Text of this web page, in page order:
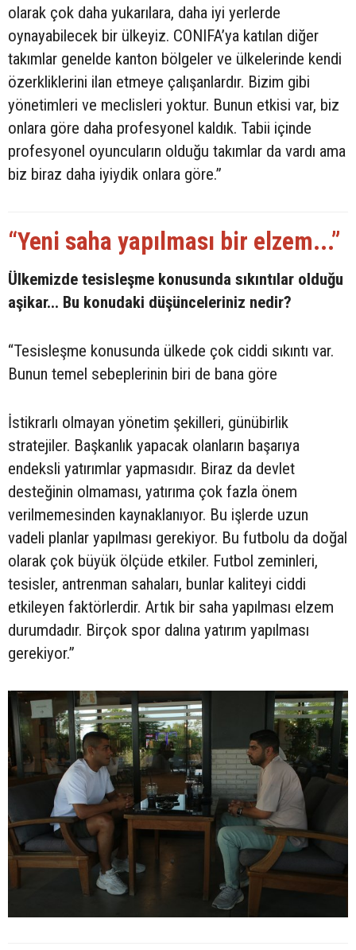
olarak çok daha yukarılara, daha iyi yerlerde
oynayabilecek bir ülkeyiz. CONIFA’ya katılan diğer
takımlar genelde kanton bölgeler ve ülkelerinde kendi
özerkliklerini ilan etmeye çalışanlardır. Bizim gibi
yönetimleri ve meclisleri yoktur. Bunun etkisi var, biz
onlara göre daha profesyonel kaldık. Tabii içinde
profesyonel oyuncuların olduğu takımlar da vardı ama
biz biraz daha iyiydik onlara göre.”
“Yeni saha yapılması bir elzem...”
Ülkemizde tesisleşme konusunda sıkıntılar olduğu
aşikar... Bu konudaki düşünceleriniz nedir?
“Tesisleşme konusunda ülkede çok ciddi sıkıntı var.
Bunun temel sebeplerinin biri de bana göre
İstikrarlı olmayan yönetim şekilleri, günübirlik
stratejiler. Başkanlık yapacak olanların başarıya
endeksli yatırımlar yapmasıdır. Biraz da devlet
desteğinin olmaması, yatırıma çok fazla önem
verilmemesinden kaynaklanıyor. Bu işlerde uzun
vadeli planlar yapılması gerekiyor. Bu futbolu da doğal
olarak çok büyük ölçüde etkiler. Futbol zeminleri,
tesisler, antrenman sahaları, bunlar kaliteyi ciddi
etkileyen faktörlerdir. Artık bir saha yapılması elzem
durumdadır. Birçok spor dalına yatırım yapılması
gerekiyor.”